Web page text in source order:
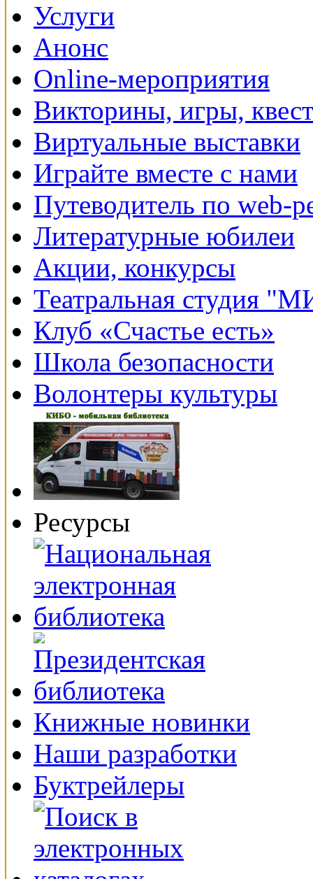
Услуги
Анонс
Online-мероприятия
Викторины, игры,
Виртуальные выставки
Играйте вместе с нами
Путеводитель по web-
Литературные юбилеи
Акции, конкурсы
Театральная студия
Клуб «Счастье есть»
Школа безопасности
Волонтеры культуры
Ресурсы
Книжные новинки
Наши разработки
Буктрейлеры